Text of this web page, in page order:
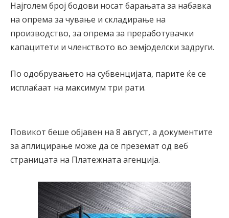
Најголем број бодови носат барањата за набавка
на опрема за чување и складирање на
производство, за опрема за преработувачки
капацитети и членството во земјоделски задруги.
По одобрувањето на субвенцијата, парите ќе се
исплаќаат на максимум три рати.
Повикот беше објавен на 8 август, а документите
за аплицирање може да се преземат од веб
страницата на Платежната агенција.